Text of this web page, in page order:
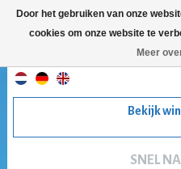
Bekijk
SNEL
Door het gebruiken van onze
cookies om onze website te
Meer